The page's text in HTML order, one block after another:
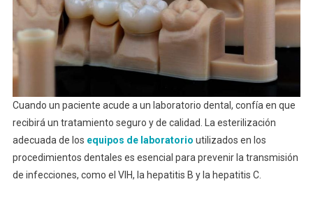
Cuando un paciente acude a un laboratorio dental, confía en que
recibirá un tratamiento seguro y de calidad. La esterilización
adecuada de los equipos de laboratorio utilizados en los
procedimientos dentales es esencial para prevenir la transmisión
de infecciones, como el VIH, la hepatitis B y la hepatitis C.